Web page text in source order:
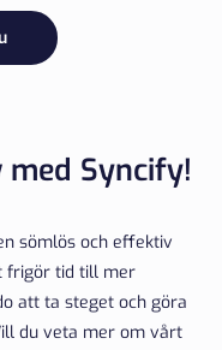
Syncify!
sömlös och effektiv
frigör tid till mer
att ta steget och göra
du veta mer om vårt